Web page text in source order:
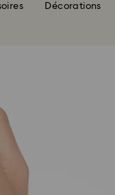
Décorations